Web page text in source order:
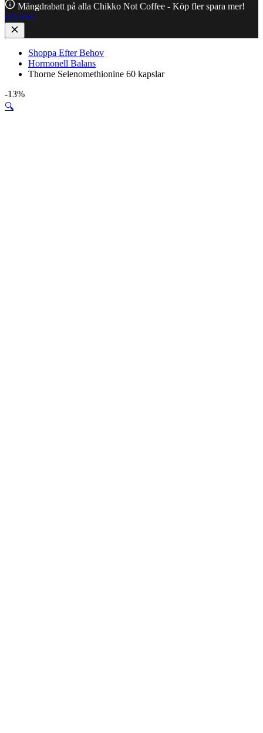
Mängdrabatt på alla Chikko Not Coffee - Köp fler spara mer!
Läs mer
Shoppa Efter Behov
Hormonell Balans
Thorne Selenomethionine 60 kapslar
-13%
🔍